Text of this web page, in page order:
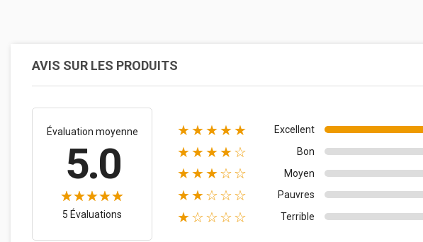
AVIS SUR LES PRODUITS
Évaluation moyenne
5.0
5 Évaluations
★★★★★ Excellent
★★★★☆ Bon
★★★☆☆ Moyen
★★☆☆☆ Pauvres
★☆☆☆☆ Terrible